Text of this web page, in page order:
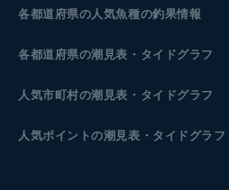
各都道府県の人気魚種の釣果情報
各都道府県の潮見表 ・タイドグラフ
人気市町村の潮見表・タイドグラフ
人気ポイントの潮見表・タイドグラフ